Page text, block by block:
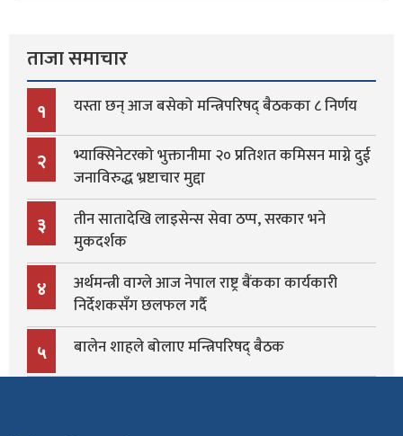
ताजा समाचार
१ यस्ता छन् आज बसेको मन्त्रिपरिषद् बैठकका ८ निर्णय
२
भ्याक्सिनेटरको भुक्तानीमा २० प्रतिशत कमिसन माग्ने दुई
जनाविरुद्ध भ्रष्टाचार मुद्दा
३
तीन सातादेखि लाइसेन्स सेवा ठप्प, सरकार भने
मुकदर्शक
४
अर्थमन्त्री वाग्ले आज नेपाल राष्ट्र बैंकका कार्यकारी
निर्देशकसँग छलफल गर्दै
५ बालेन शाहले बोलाए मन्त्रिपरिषद् बैठक